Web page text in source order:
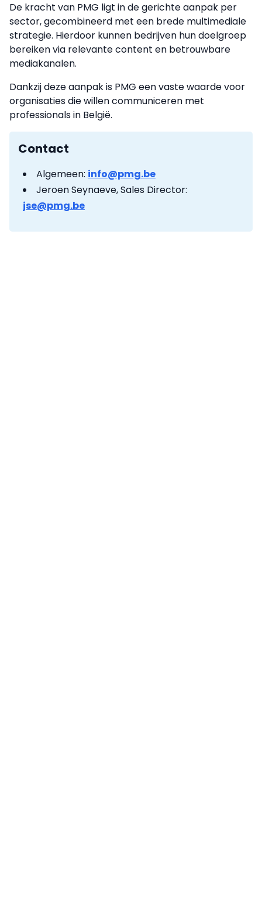
De kracht van PMG ligt in de gerichte aanpak per
sector, gecombineerd met een brede multimediale
strategie. Hierdoor kunnen bedrijven hun doelgroep
bereiken via relevante content en betrouwbare
mediakanalen.
Dankzij deze aanpak is PMG een vaste waarde voor
organisaties die willen communiceren met
professionals in België.
Contact
Algemeen: info@pmg.be
Jeroen Seynaeve, Sales Director:
jse@pmg.be